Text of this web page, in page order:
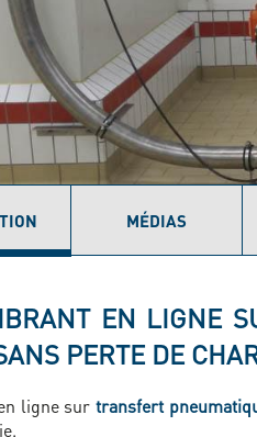
MÉDIAS
EN LIGNE
PERTE DE
ligne sur transfert